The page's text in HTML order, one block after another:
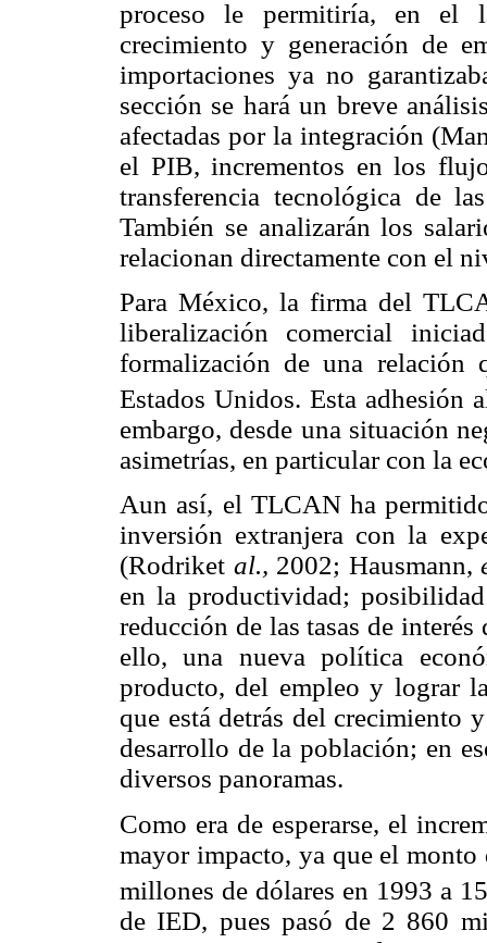
proceso le permitiría, en el
crecimiento y generación de
importaciones ya no
sección se hará un breve
afectadas por la integración
el PIB, incrementos en los
transferencia tecnológica de
También se analizarán los
relacionan directamente con el
Para México, la firma del
liberalización comercial
formalización de una relación
Estados Unidos. Esta adhesión
embargo, desde una situación
asimetrías, en particular con la
Aun así, el TLCAN ha
inversión extranjera con la
(Rodriket al., 2002; Hausmann,
en la productividad;
reducción de las tasas de
ello, una nueva política
producto, del empleo y lograr
que está detrás del crecimiento
desarrollo de la población; en
diversos panoramas.
Como era de esperarse, el
mayor impacto, ya que el
millones de dólares en 1993 a
de IED, pues pasó de 2 860